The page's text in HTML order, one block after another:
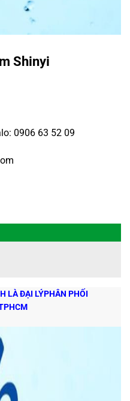
Shinyi
0906 63 52 09
LÀ ĐẠI LÝPHÂN PHỐI